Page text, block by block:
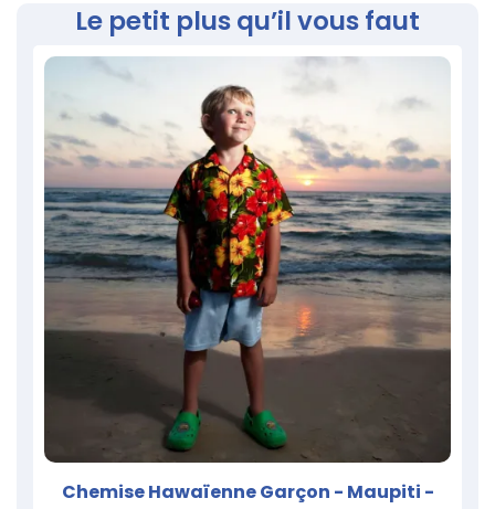
Le petit plus qu’il vous faut
Chemise Hawaïenne Garçon - Maupiti -